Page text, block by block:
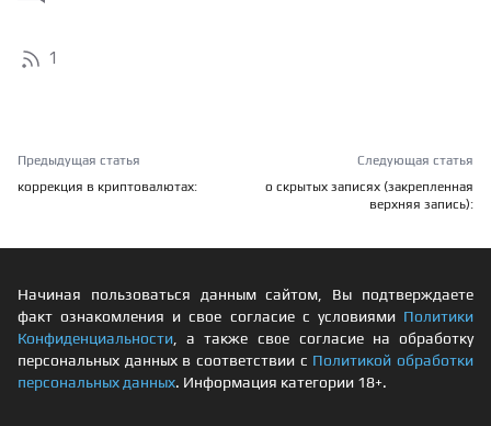
1
Предыдущая статья
коррекция в криптовалютах:
Следующая статья
о скрытых записях (закрепленная
верхняя запись):
Начиная пользоваться данным сайтом, Вы подтверждаете
факт ознакомления и свое согласие с условиями Политики
Конфиденциальности , а также свое согласие на обработку
персональных данных в соответствии с Политикой обработки
персональных данных. Информация категории 18+.